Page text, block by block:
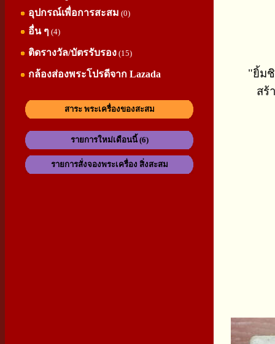
อุปกรณ์เพื่อการสะสม (0)
อื่น ๆ (4)
ติดรางวัล/บัตรรับรอง (15)
กล้องส่องพระโปรดีจาก Lazada
สาระ พระเครื่องของสะสม
รายการใหม่เดือนนี้ (6)
รายการสั่งจองพระเครื่อง สิ่งสะสม
"ยิ้ม
สร้